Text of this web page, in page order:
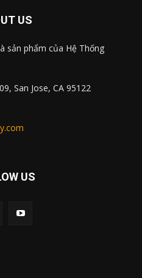
US
sản phẩm của Hệ Thống
San Jose, CA 95122
US